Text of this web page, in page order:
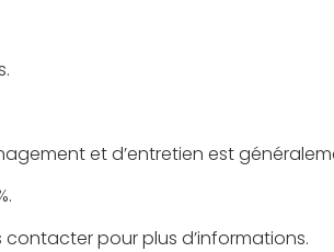
et d’entretien est
pour plus d’informations.